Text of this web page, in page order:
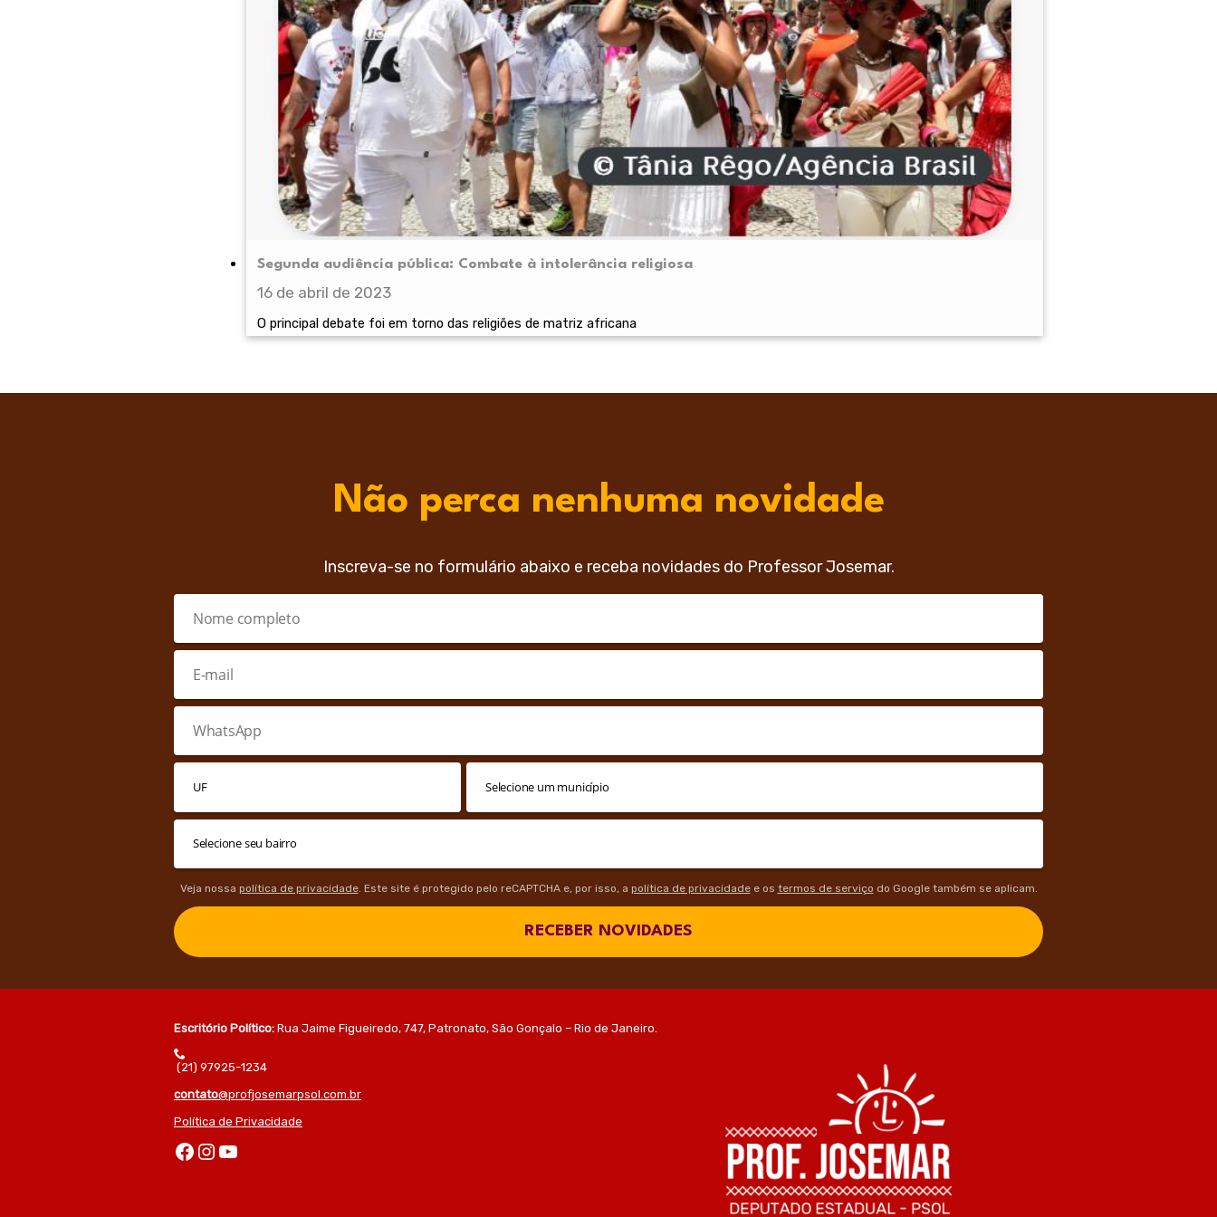
Segunda audiência pública: Combate à intolerância religiosa
16 de abril de 2023
O principal debate foi em torno das religiões de matriz africana
Não perca nenhuma novidade
Inscreva-se no formulário abaixo e receba novidades do Professor Josemar.
Veja nossa política de privacidade. Este site é protegido pelo reCAPTCHA e, por isso, a política de privacidadee os termos de serviço do Google também se aplicam.
RECEBER NOVIDADES
Escritório Político: Rua Jaime Figueiredo, 747, Patronato, São Gonçalo – Rio de Janeiro.
(21) 97925-1234
contato@profjosemarpsol.com.br
Política de Privacidade
Facebook Instagram Youtube